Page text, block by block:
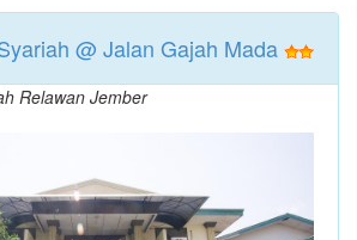
@ Jalan Gajah Mada
Relawan Jember